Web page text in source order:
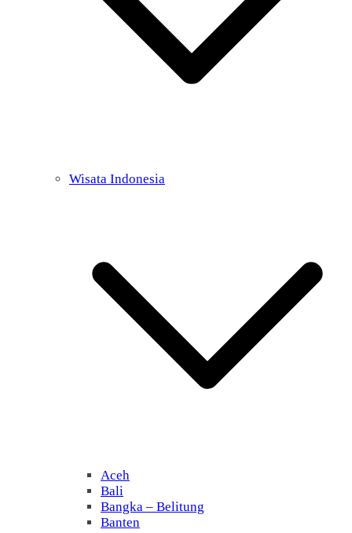
Wisata Indonesia
Aceh
Bali
Bangka – Belitung
Banten